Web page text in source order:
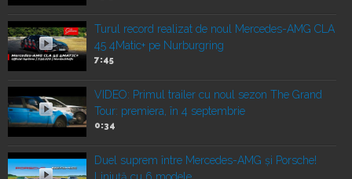
Turul record realizat de noul Mercedes-AMG CLA
45 4Matic+ pe Nurburgring
7:45
VIDEO: Primul trailer cu noul sezon The Grand
Tour: premiera, în 4 septembrie
0:34
Duel suprem între Mercedes-AMG și Porsche!